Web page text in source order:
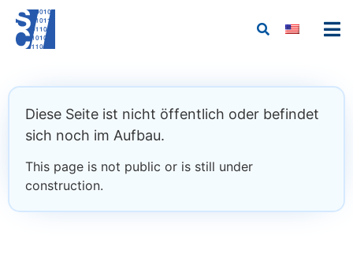
Diese Seite ist nicht öffentlich oder befindet
sich noch im Aufbau.
This page is not public or is still under
construction.